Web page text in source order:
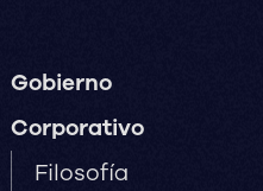
Gobierno
Corporativo
Filosofía